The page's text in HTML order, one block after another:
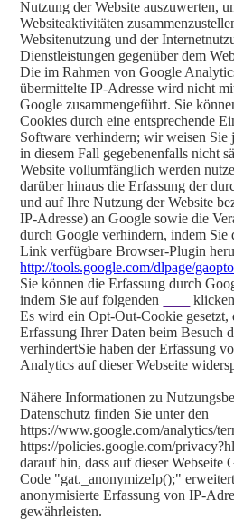
Nutzung der Website auszuwerten,
Websiteaktivitäten
Websitenutzung und der
Dienstleistungen gegenüber dem
Die im Rahmen von Google
übermittelte IP-Adresse wird nicht
Google zusammengeführt. Sie
Cookies durch eine entsprechende
Software verhindern; wir weisen Sie
in diesem Fall gegebenenfalls nicht
Website vollumfänglich werden
darüber hinaus die Erfassung der
und auf Ihre Nutzung der Website
IP-Adresse) an Google sowie die
durch Google verhindern, indem Sie
Link verfügbare Browser-Plugin
http://tools.google.com/dlpage/
Sie können die Erfassung durch
indem Sie auf folgenden
Es wird ein Opt-Out-Cookie gesetzt,
Erfassung Ihrer Daten beim Besuch
verhindertSie haben der Erfassung
Analytics auf dieser Webseite
Nähere Informationen zu
Datenschutz finden Sie unter den
https://www.google.com/analytics/
https://policies.google.com/
darauf hin, dass auf dieser Webseite
Code "gat._anonymizeIp();"
anonymisierte Erfassung von IP-
gewährleisten.